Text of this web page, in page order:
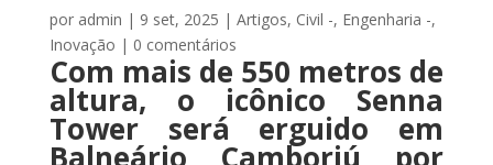
por admin | 9 set, 2025 | Artigos, Civil -, Engenharia -,
Inovação | 0 comentários
Com mais de 550 metros de
altura, o icônico Senna
Tower será erguido em
Balneário Camboriú por